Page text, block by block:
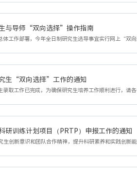
与导师“双向选择”操作指南
生“双向选择”工作的通知
研训练计划项目（PRTP）申报工作的通知